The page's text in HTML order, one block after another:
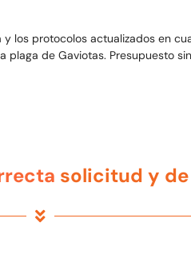
los protocolos actualizados en
plaga de Gaviotas. Presupuesto
solicitud y